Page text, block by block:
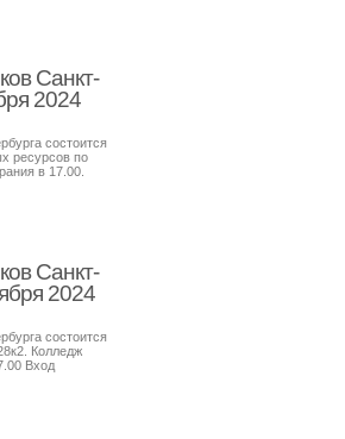
Санкт-
2024
состоится
ресурсов по
в 17.00.
Санкт-
2024
состоится
Колледж
Вход